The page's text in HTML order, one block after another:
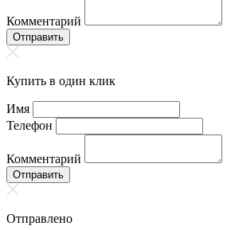
Комментарий
Отправить
Купить в один клик
Имя
Телефон
Комментарий
Отправить
Отправлено